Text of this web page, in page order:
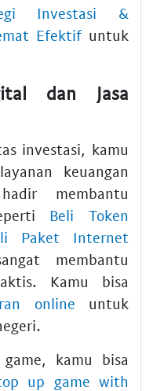
Investasi &
Efektifuntuk
dan Jasa
investasi, kamu
keuangan
membantu
Beli Token
Paket Internet
membantu
Kamu bisa
online untuk
kamu bisa
up game with